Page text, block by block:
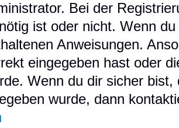
Bei der
ist oder nicht. Wenn
Anweisungen.
eingegeben hast oder
Wenn du dir sicher
wurde, dann